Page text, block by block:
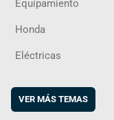
Equipamiento
Honda
Eléctricas
VER MÁS TEMAS